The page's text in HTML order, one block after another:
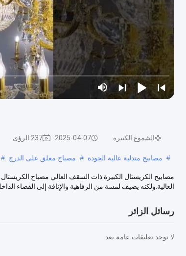
الشموع الكبيرة 2025-04-07 237 الرؤى
# مصابيح متدلية عالية الجودة # مصباح معلق على الدرج #
مصابيح الكريستال الكبيرة ذات السقف العالي مصباح
العالية.ولكنه يضيف لمسة من الرفاهية والإناقة إلى الفضاء
رسائل الزائر
لا توجد تعليقات عامة بعد